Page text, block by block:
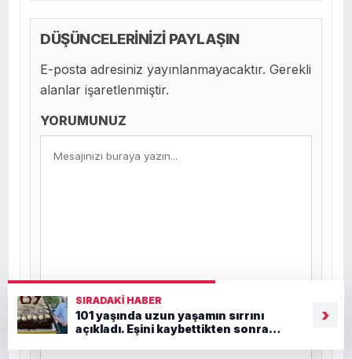
DÜŞÜNCELERİNİZİ PAYLAŞIN
E-posta adresiniz yayınlanmayacaktır. Gerekli
alanlar işaretlenmiştir.
YORUMUNUZ
Ad *
SIRADAKI HABER
101 yaşında uzun yaşamın sırrını
açıkladı. Eşini kaybettikten sonra
›